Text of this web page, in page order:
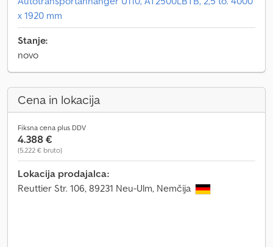
x 1920 mm
Stanje:
novo
Cena in lokacija
Fiksna cena plus DDV
4.388 €
(5.222 € bruto)
Lokacija prodajalca:
Reuttier Str. 106, 89231 Neu-Ulm, Nemčija